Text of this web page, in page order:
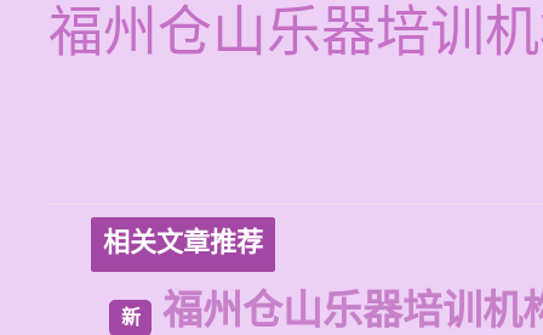
福州仓山乐器培训
相关文章推荐
新 福州仓山乐器培训机